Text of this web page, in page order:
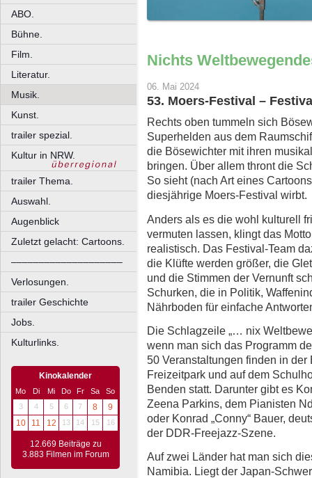
ABO.
Bühne.
Film.
Literatur.
Musik.
Kunst.
trailer spezial.
Kultur in NRW.
trailer Thema.
Auswahl.
Augenblick
Zuletzt gelacht: Cartoons.
––––––––––––––––––––
Verlosungen.
trailer Geschichte
Jobs.
Kulturlinks.
Kinokalender
Mo Di Mi Do Fr Sa
So
3
4 5 6 7 8
9
10
11 12 13 14 15 16
12.669 Beiträge zu
3.883 Filmen im Forum
Nichts
06. Mai 2024
53. Moers-Festival –
Rechts oben tummeln sich
Superhelden aus dem
die Bösewichter mit ihren
bringen. Über allem thront die
So sieht (nach Art eines
diesjährige Moers-Festival wirbt.
Anders als es die wohl kulturell
vermuten lassen, klingt das
realistisch. Das Festival-Team
die Klüfte werden größer, die
und die Stimmen der Vernunft
Schurken, die in Politik,
Nährboden für einfache
Die Schlagzeile „… nix
wenn man sich das Programm
50 Veranstaltungen finden in
Freizeitpark und auf dem
Benden statt. Darunter gibt es
Zeena Parkins, dem Pianisten
oder Konrad „Conny“ Bauer,
der DDR-Freejazz-Szene.
Auf zwei Länder hat man sich
Namibia. Liegt der Japan-